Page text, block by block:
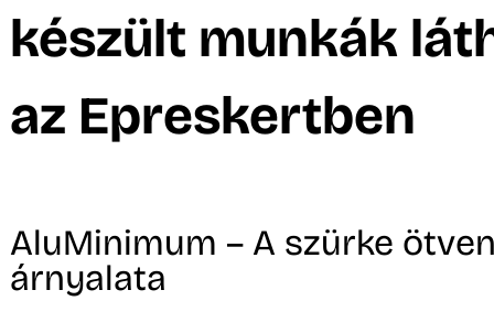
készült munkák
az Epreskertben
AluMinimum – A szürke
árnyalata